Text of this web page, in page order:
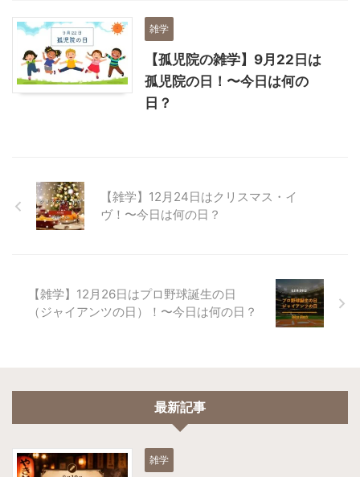
雑学
【孤児院の雑学】9月22日は
孤児院の日！〜今日は何の
日？
【雑学】12月24日はクリスマス・イ
ヴ！〜今日は何の日？
【雑学】12月26日はプロ野球誕生の日
（ジャイアンツの日）！〜今日は何の日？
最新記事
雑学